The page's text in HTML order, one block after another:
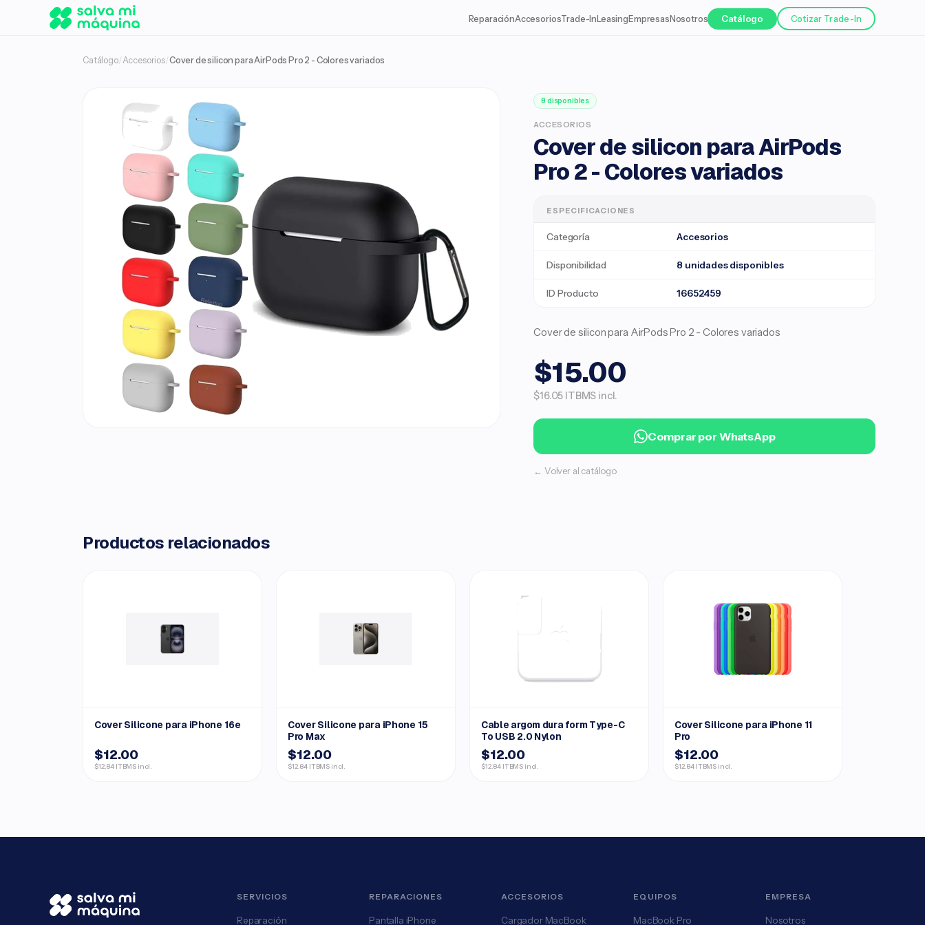
ReparaciónAccesoriosTrade-InLeasingEmpresasNosotros Catálogo Cotizar Trade-In
Catálogo/Accesorios/Cover de silicon para AirPods Pro 2 - Colores variados
8 disponibles
ACCESORIOS
Cover de silicon para AirPods
Pro 2 - Colores variados
ESPECIFICACIONES
Categoría Accesorios
Disponibilidad 8 unidades disponibles
ID Producto 16652459
Cover de silicon para AirPods Pro 2 - Colores variados
$15.00
$16.05 ITBMS incl.
Comprar por WhatsApp
← Volver al catálogo
Productos relacionados
Cover Silicone para iPhone 16e
$12.00
$12.84 ITBMS incl.
Cover Silicone para iPhone 15
Pro Max
$12.00
$12.84 ITBMS incl.
Cable argom dura form Type-C
To USB 2.0 Nylon
$12.00
$12.84 ITBMS incl.
Cover Silicone para iPhone 11
Pro
$12.00
$12.84 ITBMS incl.
SERVICIOS
Reparación
REPARACIONES
Pantalla iPhone
ACCESORIOS
Cargador MacBook
EQUIPOS
MacBook Pro
EMPRESA
Nosotros